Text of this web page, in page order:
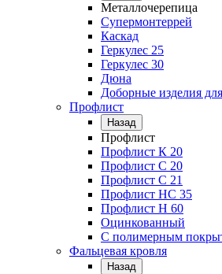
Металлочерепица
Супермонтеррей
Каскад
Геркулес 25
Геркулес 30
Дюна
Доборные изделия
Профлист
Назад
Профлист
Профлист К 20
Профлист С 20
Профлист C 21
Профлист НС 35
Профлист Н 60
Оцинкованный
С полимерным
Фальцевая кровля
Назад